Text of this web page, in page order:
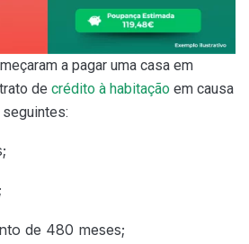
a pagar uma casa em
de crédito à habitação em causa
de 480 meses;